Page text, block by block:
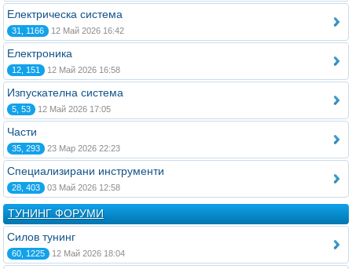
Електрическа система
31, 1166 12 Май 2026 16:42
Електроника
12, 151 12 Май 2026 16:58
Изпускателна система
5, 53 12 Май 2026 17:05
Части
35, 293 23 Мар 2026 22:23
Специализирани инструменти
28, 403 03 Май 2026 12:58
ТУНИНГ ФОРУМИ
Силов тунинг
60, 1225 12 Май 2026 18:04